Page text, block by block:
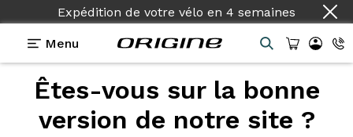
Expédition de votre vélo en 4 semaines
Menu
Êtes-vous sur la bonne
version de notre site ?
Equipements>Serrage de selle >Seat clamp 34.9